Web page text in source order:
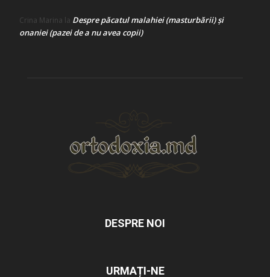
Crina Marina la Despre păcatul malahiei (masturbării) şi
onaniei (pazei de a nu avea copii)
DESPRE NOI
URMAȚI-NE